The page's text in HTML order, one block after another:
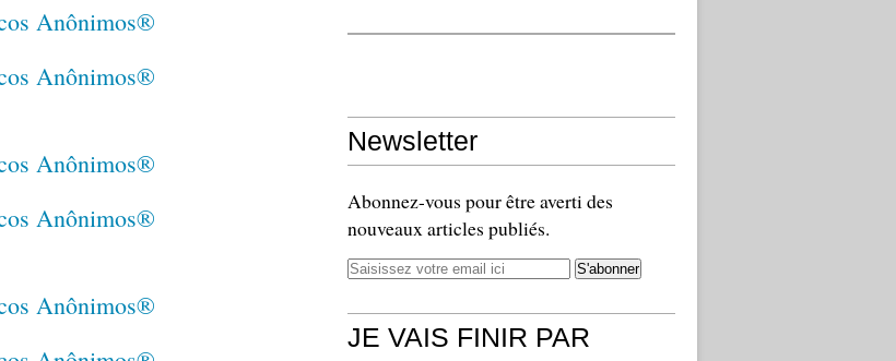
Newsletter
Abonnez-vous pour être averti des
nouveaux articles publiés.
JE VAIS FINIR PAR